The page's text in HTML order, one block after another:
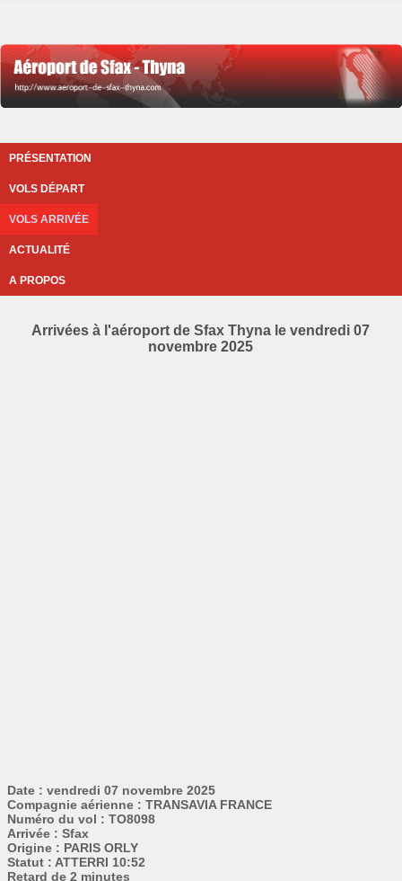
PRÉSENTATION
VOLS DÉPART
VOLS ARRIVÉE
ACTUALITÉ
A PROPOS
Arrivées à l'aéroport de Sfax Thyna le vendredi 07
novembre 2025
Date : vendredi 07 novembre 2025
Compagnie aérienne : TRANSAVIA FRANCE
Numéro du vol : TO8098
Arrivée : Sfax
Origine : PARIS ORLY
Statut : ATTERRI 10:52
Retard de 2 minutes